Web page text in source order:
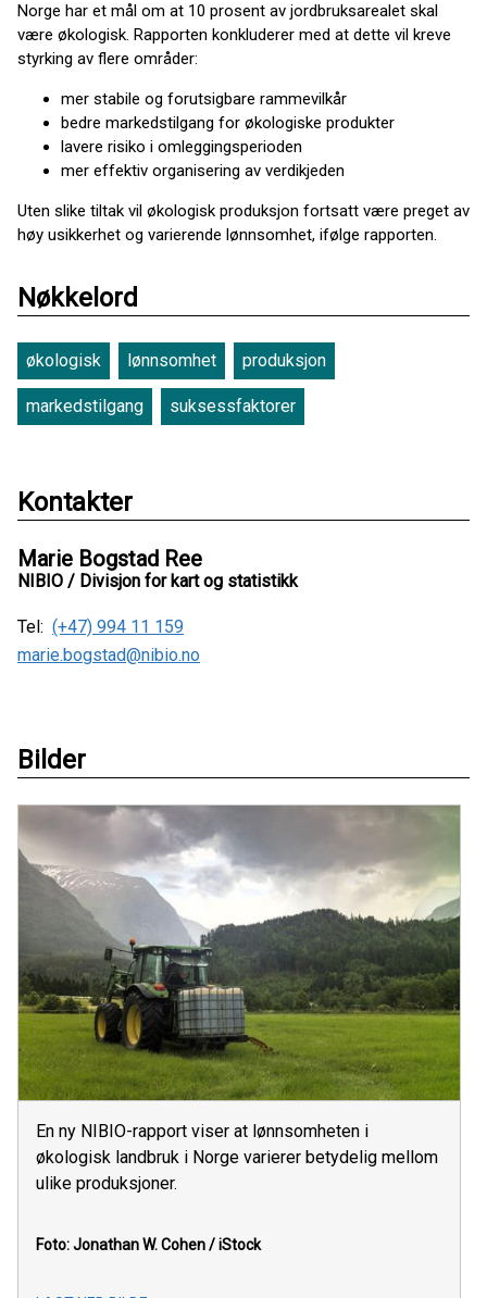
Norge har et mål om at 10 prosent av jordbruksarealet skal
være økologisk. Rapporten konkluderer med at dette vil kreve
styrking av flere områder:
mer stabile og forutsigbare rammevilkår
bedre markedstilgang for økologiske produkter
lavere risiko i omleggingsperioden
mer effektiv organisering av verdikjeden
Uten slike tiltak vil økologisk produksjon fortsatt være preget av
høy usikkerhet og varierende lønnsomhet, ifølge rapporten.
Nøkkelord
økologisk lønnsomhet produksjon
markedstilgang suksessfaktorer
Kontakter
Marie Bogstad Ree
NIBIO / Divisjon for kart og statistikk
Tel: (+47) 994 11 159
marie.bogstad@nibio.no
Bilder
En ny NIBIO-rapport viser at lønnsomheten i
økologisk landbruk i Norge varierer betydelig mellom
ulike produksjoner.
Foto: Jonathan W. Cohen / iStock